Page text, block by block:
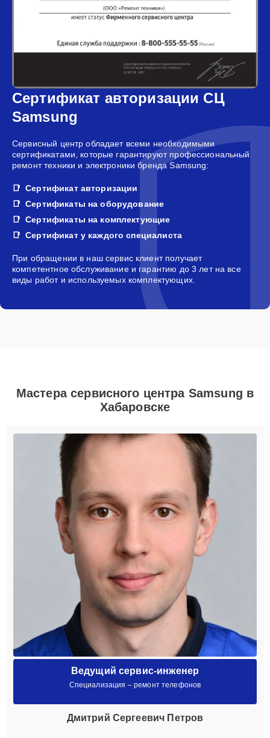
Сертификат авторизации СЦ
Samsung
Сервисный центр обладает всеми необходимыми
сертификатами, которые гарантируют профессиональный
ремонт техники и электроники бренда Samsung:
Сертификат авторизации
Сертификаты на оборудование
Сертификаты на комплектующие
Сертификат у каждого специалиста
При обращении в наш сервис клиент получает
компетентное обслуживание и гарантию до 3 лет на все
виды работ и используемых комплектующих.
Мастера сервисного центра Samsung в
Хабаровске
Ведущий сервис-инженер
Специализация – ремонт телефонов
Дмитрий Сергеевич Петров